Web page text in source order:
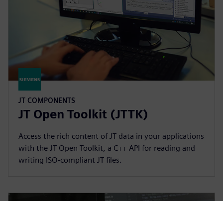
JT COMPONENTS
JT Open Toolkit (JTTK)
Access the rich content of JT data in your applications
with the JT Open Toolkit, a C++ API for reading and
writing ISO-compliant JT files.